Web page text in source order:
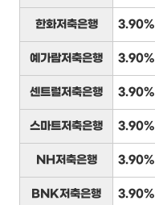
한화저축은행 3.90%
예가람저축은행 3.90%
센트럴저축은행 3.90%
스마트저축은행 3.90%
NH저축은행 3.90%
BNK저축은행 3.90%